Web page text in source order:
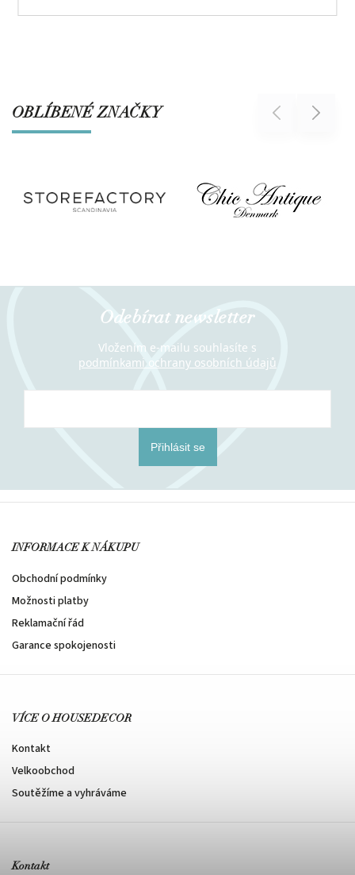
OBLÍBENÉ ZNAČKY Previous Next
Odebírat newsletter
Vložením e-mailu souhlasíte s
podmínkami ochrany osobních údajů
Přihlásit se
INFORMACE K NÁKUPU
Obchodní podmínky
Možnosti platby
Reklamační řád
Garance spokojenosti
VÍCE O HOUSEDECOR
Kontakt
Velkoobchod
Soutěžíme a vyhráváme
Kontakt